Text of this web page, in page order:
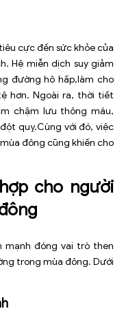
cực đến sức khỏe của
Hệ miễn dịch suy giảm
đường hô hấp,làm cho
hơn. Ngoài ra, thời tiết
chậm lưu thông máu,
quỵ.Cùng với đó, việc
đông cũng khiến cho
cho người
mạnh đóng vai trò then
trong mùa đông. Dưới